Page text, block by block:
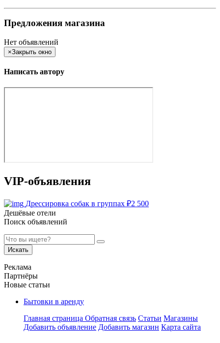
Предложения магазина
Нет объявлений
×Закрыть окно
Написать автору
VIP-объявления
Дрессировка собак в группах ₽2 500
Дешёвые отели
Поиск объявлений
Искать
Реклама
Партнёры
Новые статьи
Бытовки в аренду
Главная страница Обратная связь Статьи Магазины
Добавить объявление Добавить магазин Карта сайта